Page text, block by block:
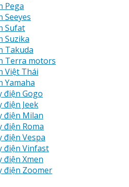
Pega
Seeyes
Sufat
Suzika
Takuda
Terra motors
Việt Thái
Yamaha
điện Gogo
điện Jeek
điện Milan
điện Roma
điện Vespa
điện Vinfast
điện Xmen
điện Zoomer